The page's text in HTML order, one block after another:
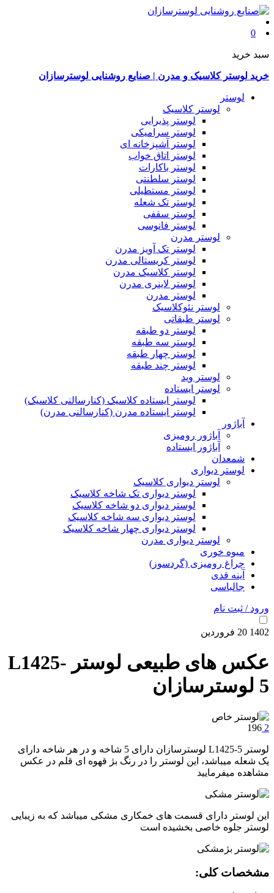
0
سبد خرید
خرید لوستر کلاسیک و مدرن | صنایع روشنایی لوسترسازان
لوستر
لوستر کلاسیک
لوستر پذیرایی
لوستر سرامیکی
لوستر آشپزخانه ای
لوستر اتاق خواب
لوستر باکارات
لوستر سلطنتی
لوستر مستطیلی
لوستر تک شعله
لوستر سقفی
لوستر فانوسی
لوستر مدرن
لوستر تک آویز مدرن
لوستر کریستالی مدرن
لوستر کلاسیک مدرن
لوستر لاینری مدرن
لوستر مدرن
لوستر نئوکلاسیک
لوستر طبقاتی
لوستر دو طبقه
لوستر سه طبقه
لوستر چهار طبقه
لوستر چند طبقه
لوستر وید
لوستر ایستاده
لوستر ایستاده کلاسیک (کنارسالنی کلاسیک)
لوستر ایستاده مدرن (کنارسالنی مدرن)
آباژور
آباژور رومیزی
آباژور ایستاده
شمعدان
لوستر دیواری
لوستر دیواری کلاسیک
لوستر دیواری تک شاخه کلاسیک
لوستر دیواری دو شاخه کلاسیک
لوستر دیواری سه شاخه کلاسیک
لوستر دیواری چهار شاخه کلاسیک
لوستر دیواری مدرن
میوه خوری
چراغ رومیزی (گردسوز)
آینه قدی
جالباسی
ورود / ثبت نام
1402
20 فروردین
عکس های طبیعی لوستر L1425-
5 لوسترسازان
2
196
لوستر L1425-5 لوسترسازان دارای 5 شاخه و در هر شاخه دارای
یک شعله میباشد، این لوستر را در رنگ بژ قهوه ای قلم در عکس
مشاهده میفرمایید
این لوستر دارای قسمت های خمکاری مشکی میباشد که به زیبایی
لوستر جلوه خاصی بخشیده است
مشخصات کلی: